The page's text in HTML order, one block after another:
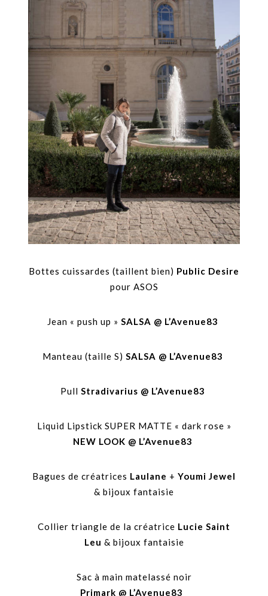
Bottes cuissardes (taillent bien) Public Desire
pour ASOS
Jean « push up » SALSA @ L’Avenue83
Manteau (taille S) SALSA @ L’Avenue83
Pull Stradivarius @ L’Avenue83
Liquid Lipstick SUPER MATTE « dark rose »
NEW LOOK @ L’Avenue83
Bagues de créatrices Laulane + Youmi Jewel
& bijoux fantaisie
Collier triangle de la créatrice Lucie Saint
Leu & bijoux fantaisie
Sac à main matelassé noir
Primark @ L’Avenue83